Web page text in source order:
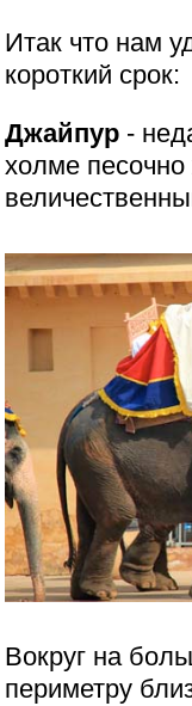
Итак что нам
короткий срок:
Джайпур -
холме песочно
Вокруг на
периметру